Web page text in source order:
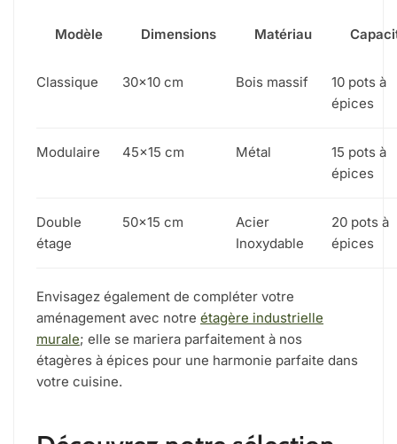
Modèle Dimensions Matériau
Classique 30×10 cm Bois massif
10 pots à
épices
Modulaire 45×15 cm Métal
15 pots à
épices
Double
étage
50×15 cm
Acier
Inoxydable
20 pots à
épices
Envisagez également de compléter votre
aménagement avec notre étagère industrielle
murale; elle se mariera parfaitement à nos
étagères à épices pour une harmonie parfaite dans
votre cuisine.